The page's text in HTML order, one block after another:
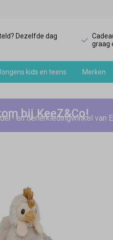
Dezelfde dag
graag
kids en teens Merken
bij KeeZ&Co!
en tienerkledingwinkel van